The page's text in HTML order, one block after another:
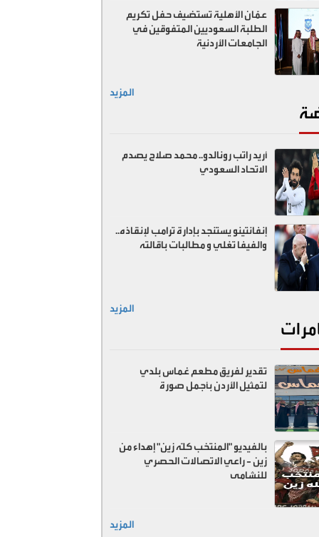
عمّان الأهلية تستضيف حفل تكريم
الطلبة السعوديين المتفوقين في
الجامعات الأردنية
المزيد
أريد راتب رونالدو.. محمد صلاح يصدم
الاتحاد السعودي
إنفانتينو يستنجد بإدارة ترامب لإنقاذه..
والفيفا تغلي و مطالبات باقالته
المزيد
تقدير لفريق مطعم غماس بلدي
لتمثيل الأردن بأجمل صورة
بالفيديو "المنتخب كلّه زين" إهداء من
زين - راعي الاتصالات الحصري
للنشامى
المزيد